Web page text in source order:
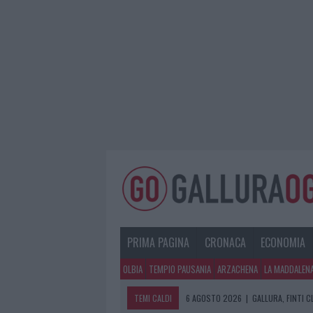
PRIMA PAGINA CRONACA ECONOMIA
OLBIA TEMPIO PAUSANIA ARZACHENA LA
TEMI CALDI 6 AGOSTO 2026 | GALLURA, FINTI